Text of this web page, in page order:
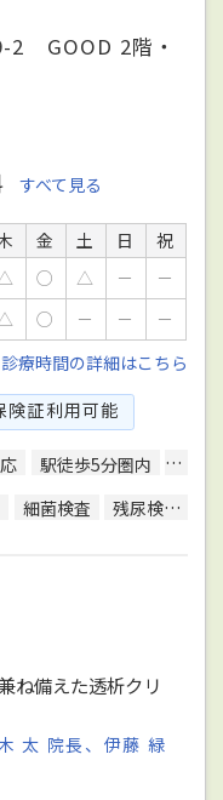
2 GOOD 2階・
すべて見る
金 土 日
祝
○ △ －
－
○ － －
－
診療時間の詳細はこちら
険証利用可能
駅徒歩5分圏内
予約可
細菌検査 残尿検査
ね備えた透析クリ
太 院長、伊藤 緑